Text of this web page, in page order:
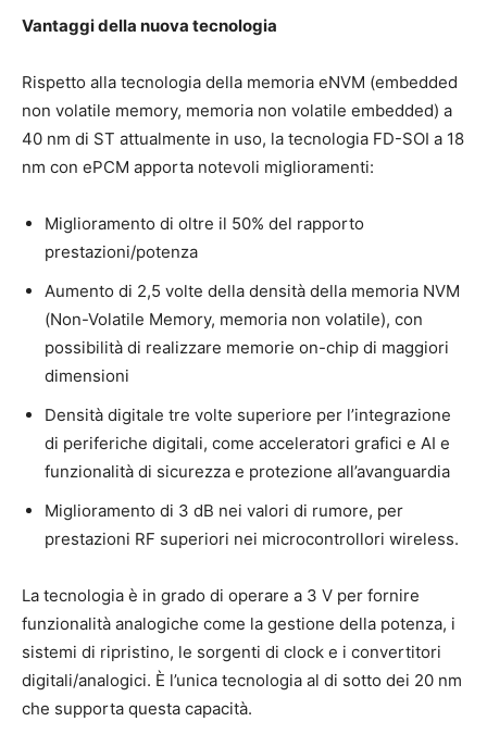
Vantaggi della nuova tecnologia
Rispetto alla tecnologia della memoria eNVM (embedded
non volatile memory, memoria non volatile embedded) a
40 nm di ST attualmente in uso, la tecnologia FD-SOI a 18
nm con ePCM apporta notevoli miglioramenti:
Miglioramento di oltre il 50% del rapporto
prestazioni/potenza
Aumento di 2,5 volte della densità della memoria NVM
(Non-Volatile Memory, memoria non volatile), con
possibilità di realizzare memorie on-chip di maggiori
dimensioni
Densità digitale tre volte superiore per l’integrazione
di periferiche digitali, come acceleratori grafici e AI e
funzionalità di sicurezza e protezione all’avanguardia
Miglioramento di 3 dB nei valori di rumore, per
prestazioni RF superiori nei microcontrollori wireless.
La tecnologia è in grado di operare a 3 V per fornire
funzionalità analogiche come la gestione della potenza, i
sistemi di ripristino, le sorgenti di clock e i convertitori
digitali/analogici. È l’unica tecnologia al di sotto dei 20 nm
che supporta questa capacità.